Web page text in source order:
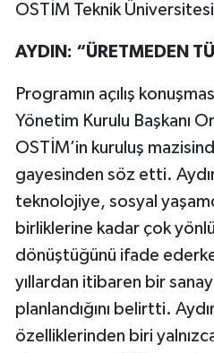
OSTİM Teknik
AYDIN: “ÜRETMEDEN
Programın açılış
Yönetim Kurulu Başkanı
OSTİM’in kuruluş
gayesinden söz etti.
teknolojiye, sosyal
birliklerine kadar çok
dönüştüğünü ifade
yıllardan itibaren bir
planlandığını belirtti.
özelliklerinden biri